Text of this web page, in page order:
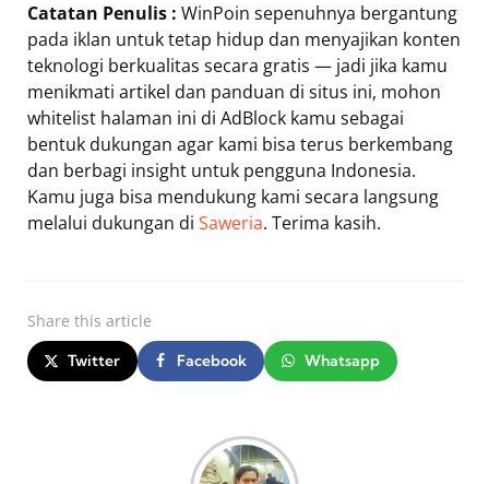
Catatan Penulis : WinPoin sepenuhnya bergantung
pada iklan untuk tetap hidup dan menyajikan konten
teknologi berkualitas secara gratis — jadi jika kamu
menikmati artikel dan panduan di situs ini, mohon
whitelist halaman ini di AdBlock kamu sebagai
bentuk dukungan agar kami bisa terus berkembang
dan berbagi insight untuk pengguna Indonesia.
Kamu juga bisa mendukung kami secara langsung
melalui dukungan di Saweria. Terima kasih.
Share this article
Twitter Facebook Whatsapp